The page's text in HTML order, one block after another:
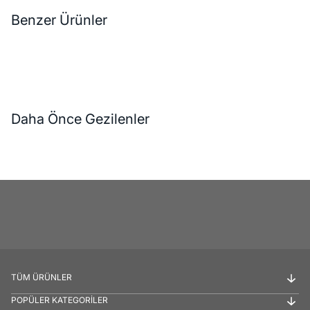
Benzer Ürünler
Daha Önce Gezilenler
TÜM ÜRÜNLER
POPÜLER KATEGORİLER